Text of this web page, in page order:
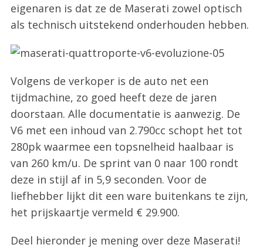
eigenaren is dat ze de Maserati zowel optisch
als technisch uitstekend onderhouden hebben.
Volgens de verkoper is de auto net een
tijdmachine, zo goed heeft deze de jaren
doorstaan. Alle documentatie is aanwezig. De
V6 met een inhoud van 2.790cc schopt het tot
280pk waarmee een topsnelheid haalbaar is
van 260 km/u. De sprint van 0 naar 100 rondt
deze in stijl af in 5,9 seconden. Voor de
liefhebber lijkt dit een ware buitenkans te zijn,
het prijskaartje vermeld € 29.900.
Deel hieronder je mening over deze Maserati!